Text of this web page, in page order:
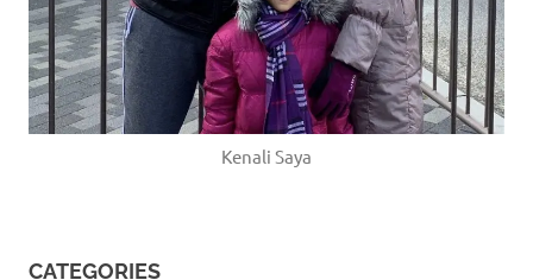
Kenali Saya
CATEGORIES